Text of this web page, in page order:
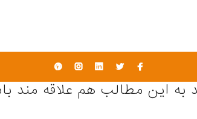
به این مطالب هم علاقه مند